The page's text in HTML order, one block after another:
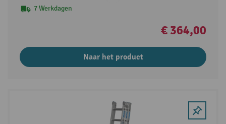
7 Werkdagen
€ 364,00
Naar het product